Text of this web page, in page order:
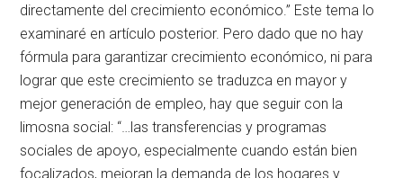
directamente del crecimiento económico.” Este tema lo
examinaré en artículo posterior. Pero dado que no hay
fórmula para garantizar crecimiento económico, ni para
lograr que este crecimiento se traduzca en mayor y
mejor generación de empleo, hay que seguir con la
limosna social: “…las transferencias y programas
sociales de apoyo, especialmente cuando están bien
focalizados, mejoran la demanda de los hogares y